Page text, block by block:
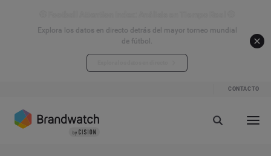
Explora los datos en directo detrás del mayor torneo mundial
de fútbol.
CONTACTO